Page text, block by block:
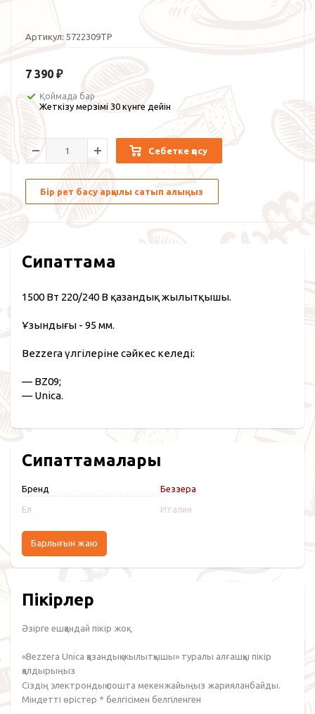
Артикул: 5722309TP
7 390 ₽
Қоймада бар
Жеткізу мерзімі 30 күнге дейін
Себетке қосу
Бір рет басу арқылы сатып алыңыз
Сипаттама
1500 Вт 220/240 В қазандық жылытқышы.
Ұзындығы - 95 мм.
Bezzera үлгілеріне сәйкес келеді:
— BZ09;
— Unica.
Сипаттамалары
Бренд Беззера
Ел Италия
Барлығын жаю
Пікірлер
Әзірге ешқандай пікір жоқ.
«Bezzera Unica қазандық жылытқышы» туралы алғашқы пікір
қалдырыңыз
Сіздің электрондық пошта мекенжайыңыз жарияланбайды.
Міндетті өрістер * белгісімен белгіленген